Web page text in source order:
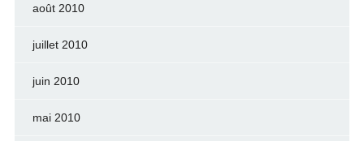
août 2010
juillet 2010
juin 2010
mai 2010